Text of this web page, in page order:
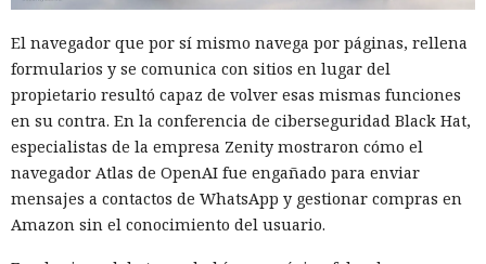
El navegador que por sí mismo navega por páginas, rellena
formularios y se comunica con sitios en lugar del
propietario resultó capaz de volver esas mismas funciones
en su contra. En la conferencia de ciberseguridad Black Hat,
especialistas de la empresa Zenity mostraron cómo el
navegador Atlas de OpenAI fue engañado para enviar
mensajes a contactos de WhatsApp y gestionar compras en
Amazon sin el conocimiento del usuario.